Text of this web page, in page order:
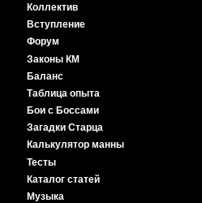
Коллектив
Вступление
Форум
Законы КМ
Баланс
Таблица опыта
Бои с Боссами
Загадки Старца
Калькулятор манны
Тесты
Каталог статей
Музыка